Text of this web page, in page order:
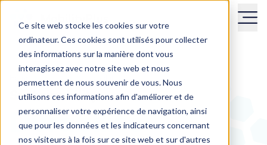
Ce site web stocke les cookies sur votre
ordinateur. Ces cookies sont utilisés pour collecter
des informations sur la manière dont vous
interagissez avec notre site web et nous
permettent de nous souvenir de vous. Nous
utilisons ces informations afin d'améliorer et de
personnaliser votre expérience de navigation, ainsi
que pour les données et les indicateurs concernant
nos visiteurs à la fois sur ce site web et sur d'autres
Sustainability
Durabilité